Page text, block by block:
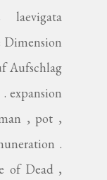
laevigata
Dimension
Aufschlag
expansion
, pot ,
.
of Dead ,